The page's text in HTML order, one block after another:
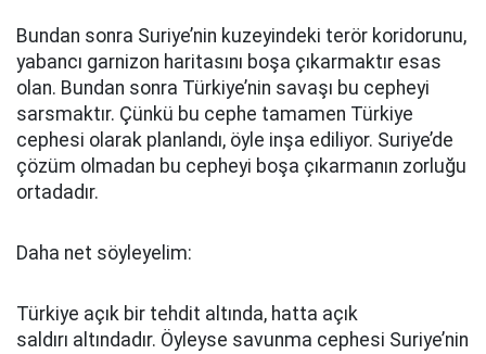
Bundan sonra Suriye’nin kuzeyindeki terör koridorunu,
yabancı garnizon haritasını boşa çıkarmaktır esas
olan. Bundan sonra Türkiye’nin savaşı bu cepheyi
sarsmaktır. Çünkü bu cephe tamamen Türkiye
cephesi olarak planlandı, öyle inşa ediliyor. Suriye’de
çözüm olmadan bu cepheyi boşa çıkarmanın zorluğu
ortadadır.
Daha net söyleyelim:
Türkiye açık bir tehdit altında, hatta açık
saldırı altındadır. Öyleyse savunma cephesi Suriye’nin